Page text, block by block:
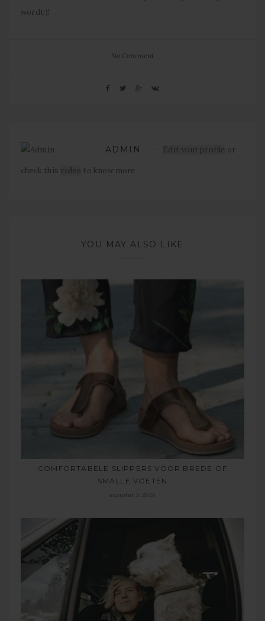
wordt:)!
No Comment
ADMIN Edit your profile or
check this video to know more
YOU MAY ALSO LIKE
COMFORTABELE SLIPPERS VOOR BREDE OF
SMALLE VOETEN
augustus 5, 2026